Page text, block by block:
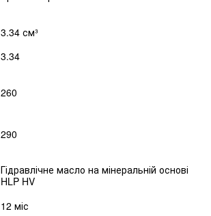
3.34 см³
3.34
260
290
Гідравлічне масло на мінеральній основі
HLP HV
12 міс